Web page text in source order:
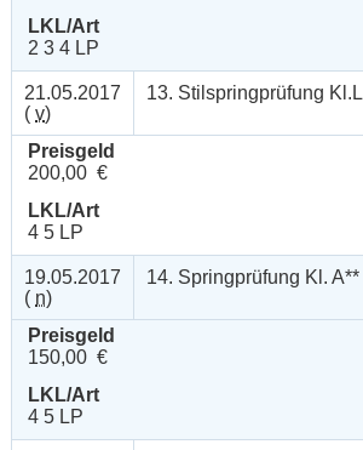
LKL/Art
2 3 4 LP
21.05.2017
( v)
13. Stilspringprüfung Kl.L
Preisgeld
200,00 €
LKL/Art
4 5 LP
19.05.2017
( n)
14. Springprüfung Kl. A**
Preisgeld
150,00 €
LKL/Art
4 5 LP